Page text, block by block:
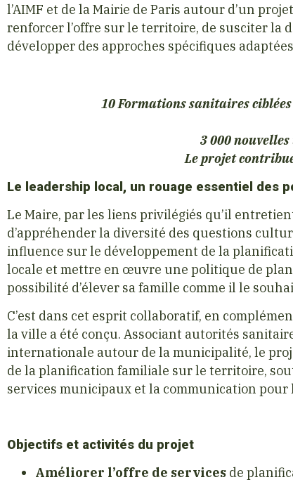
l’AIMF et de la Mairie de Paris autour d’un
renforcer l’offre sur le territoire, de susciter la
développer des approches spécifiques
10 Formations sanitaires
3 000
Le projet
Le leadership local, un rouage essentiel des
Le Maire, par les liens privilégiés qu’il
d’appréhender la diversité des questions
influence sur le développement de la
locale et mettre en œuvre une politique de
possibilité d’élever sa famille comme il le
C’est dans cet esprit collaboratif, en
la ville a été conçu. Associant autorités
internationale autour de la municipalité, le
de la planification familiale sur le territoire,
services municipaux et la communication
Objectifs et activités du projet
Améliorer l’offre de services de